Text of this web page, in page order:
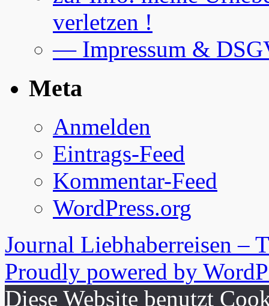
verletzen !
— Impressum &
Meta
Anmelden
Eintrags-Feed
Kommentar-Feed
WordPress.org
Journal Liebhaberreisen –
Proudly powered by
Diese Website benutzt